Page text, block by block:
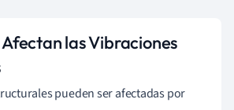
las Vibraciones
pueden ser afectadas por